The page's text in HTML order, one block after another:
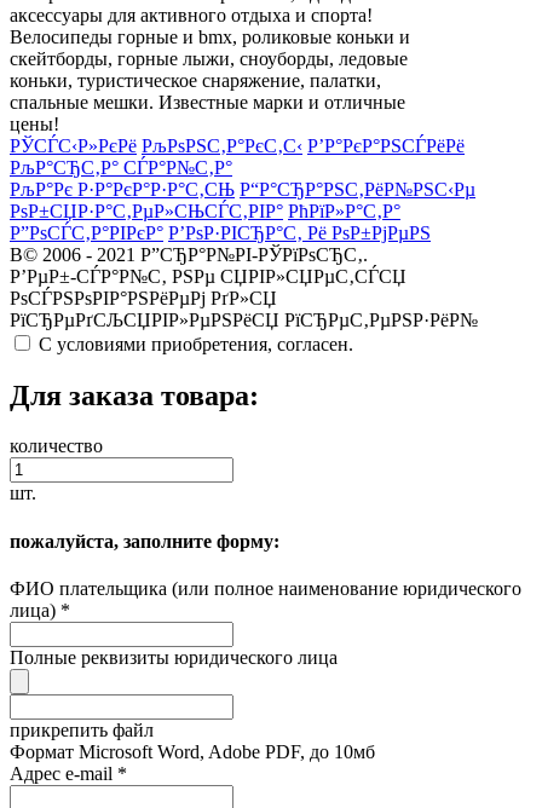
аксессуары для активного отдыха и спорта!
Велосипеды горные и bmx, роликовые коньки и
скейтборды, горные лыжи, сноуборды, ледовые
коньки, туристическое снаряжение, палатки,
спальные мешки. Известные марки и отличные
цены!
РЎСЃС‹Р»РєРё РљРѕРЅС‚Р°РєС‚С‹ Р’Р°РєР°РЅСЃРёРё
РљР°СЂС‚Р° СЃР°Р№С‚Р°
РљР°Рє Р·Р°РєР°Р·Р°С‚СЊ Р“Р°СЂР°РЅС‚РёР№РЅС‹Рµ
РѕР±СЏР·Р°С‚РµР»СЊСЃС‚РІР° РћРїР»Р°С‚Р°
Р”РѕСЃС‚Р°РІРєР° Р’РѕР·РІСЂР°С‚ Рё РѕР±РјРµРЅ
В© 2006 - 2021 Р”СЂР°Р№РІ-РЎРїРѕСЂС‚.
Р’РµР±-СЃР°Р№С‚ РЅРµ СЏРІР»СЏРµС‚СЃСЏ
РѕСЃРЅРѕРІР°РЅРёРµРј РґР»СЏ
РїСЂРµРґСЉСЏРІР»РµРЅРёСЏ РїСЂРµС‚РµРЅР·РёР№
С условиями приобретения, согласен.
Для заказа товара:
количество
шт.
пожалуйста, заполните форму:
ФИО плательщика (или полное наименование юридического
лица) *
Полные реквизиты юридического лица
прикрепить файл
Формат Microsoft Word, Adobe PDF, до 10мб
Адрес e-mail *